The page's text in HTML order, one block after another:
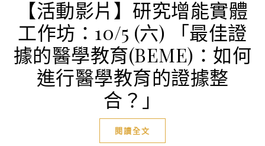
【活動影片】研究增能實體
工作坊：10/5 (六) 「最佳證
據的醫學教育(BEME)：如何
進行醫學教育的證據整
合？」
閱讀全文